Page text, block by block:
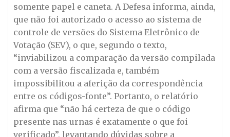
somente papel e caneta. A Defesa informa, ainda,
que não foi autorizado o acesso ao sistema de
controle de versões do Sistema Eletrônico de
Votação (SEV), o que, segundo o texto,
“inviabilizou a comparação da versão compilada
com a versão fiscalizada e, também
impossibilitou a aferição da correspondência
entre os códigos-fonte”. Portanto, o relatório
afirma que “não há certeza de que o código
presente nas urnas é exatamente o que foi
verificado”, levantando dúvidas sobre a